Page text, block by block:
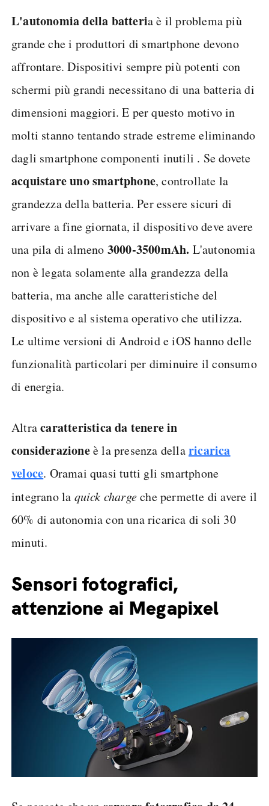
L'autonomia della batteria è il problema più
grande che i produttori di smartphone devono
affrontare. Dispositivi sempre più potenti con
schermi più grandi necessitano di una batteria di
dimensioni maggiori. E per questo motivo in
molti stanno tentando strade estreme eliminando
dagli smartphone componenti inutili . Se dovete
acquistare uno smartphone, controllate la
grandezza della batteria. Per essere sicuri di
arrivare a fine giornata, il dispositivo deve avere
una pila di almeno 3000-3500mAh. L'autonomia
non è legata solamente alla grandezza della
batteria, ma anche alle caratteristiche del
dispositivo e al sistema operativo che utilizza.
Le ultime versioni di Android e iOS hanno delle
funzionalità particolari per diminuire il consumo
di energia.
Altracaratteristica da tenere in
considerazioneè la presenza dellaricarica
veloce. Oramai quasi tutti gli smartphone
integrano la quick chargeche permette di avere il
60% di autonomia con una ricarica di soli 30
minuti.
Sensori fotografici,
attenzione ai Megapixel